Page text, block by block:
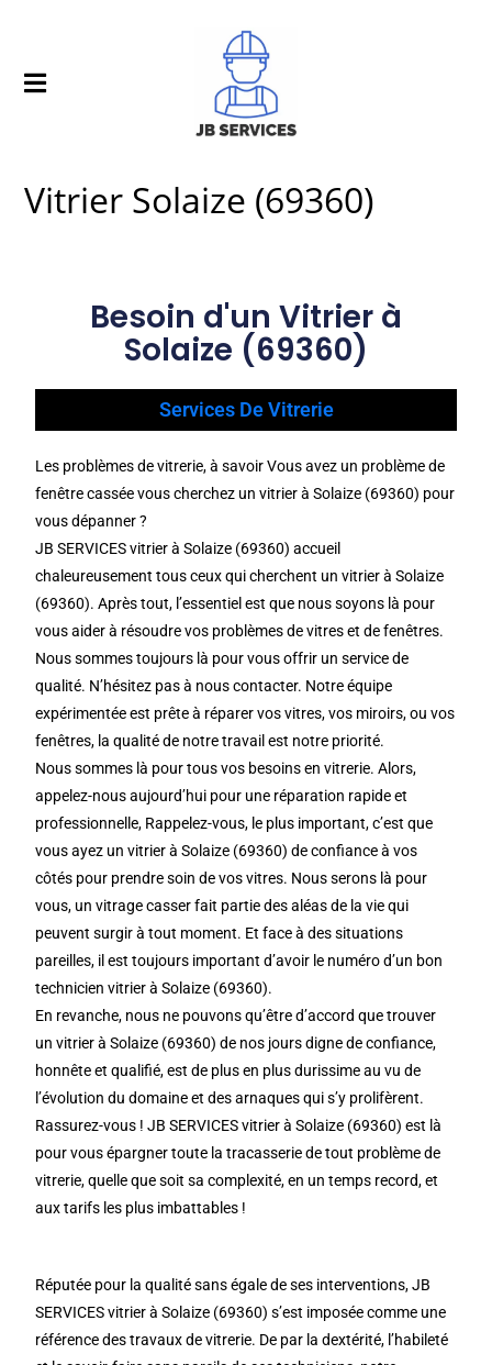
Vitrier Solaize (69360)
Besoin d'un Vitrier à
Solaize (69360)
Services De Vitrerie
Les problèmes de vitrerie, à savoir Vous avez un problème de
fenêtre cassée vous cherchez un vitrier à Solaize (69360) pour
vous dépanner ?
JB SERVICES vitrier à Solaize (69360) accueil
chaleureusement tous ceux qui cherchent un vitrier à Solaize
(69360). Après tout, l’essentiel est que nous soyons là pour
vous aider à résoudre vos problèmes de vitres et de fenêtres.
Nous sommes toujours là pour vous offrir un service de
qualité. N’hésitez pas à nous contacter. Notre équipe
expérimentée est prête à réparer vos vitres, vos miroirs, ou vos
fenêtres, la qualité de notre travail est notre priorité.
Nous sommes là pour tous vos besoins en vitrerie. Alors,
appelez-nous aujourd’hui pour une réparation rapide et
professionnelle, Rappelez-vous, le plus important, c’est que
vous ayez un vitrier à Solaize (69360) de confiance à vos
côtés pour prendre soin de vos vitres. Nous serons là pour
vous, un vitrage casser fait partie des aléas de la vie qui
peuvent surgir à tout moment. Et face à des situations
pareilles, il est toujours important d’avoir le numéro d’un bon
technicien vitrier à Solaize (69360).
En revanche, nous ne pouvons qu’être d’accord que trouver
un vitrier à Solaize (69360) de nos jours digne de confiance,
honnête et qualifié, est de plus en plus durissime au vu de
l’évolution du domaine et des arnaques qui s’y prolifèrent.
Rassurez-vous ! JB SERVICES vitrier à Solaize (69360) est là
pour vous épargner toute la tracasserie de tout problème de
vitrerie, quelle que soit sa complexité, en un temps record, et
aux tarifs les plus imbattables !
Réputée pour la qualité sans égale de ses interventions, JB
SERVICES vitrier à Solaize (69360) s’est imposée comme une
référence des travaux de vitrerie. De par la dextérité, l’habileté